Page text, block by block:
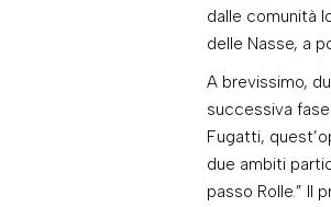
dalle comunità
delle Nasse, a
A brevissimo,
successiva
Fugatti,
due ambiti
passo Rolle.” Il